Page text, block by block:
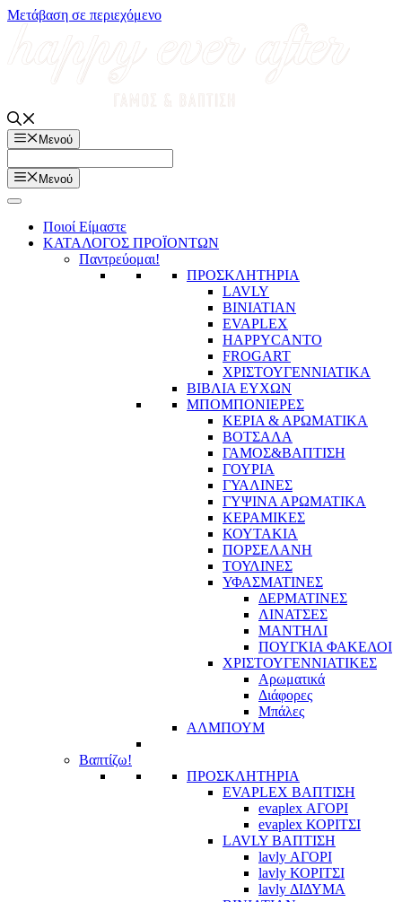
Μετάβαση σε περιεχόμενο
Μενού
Μενού
Ποιοί Είμαστε
ΚΑΤΑΛΟΓΟΣ ΠΡΟΪΟΝΤΩΝ
Παντρεύομαι!
ΠΡΟΣΚΛΗΤΗΡΙΑ
LAVLY
BINIATIAN
EVAPLEX
HAPPYCANTO
FROGART
ΧΡΙΣΤΟΥΓΕΝΝΙΑΤΙΚΑ
ΒΙΒΛΙΑ ΕΥΧΩΝ
ΜΠΟΜΠΟΝΙΕΡΕΣ
ΚΕΡΙΑ & ΑΡΩΜΑΤΙΚΑ
ΒΟΤΣΑΛΑ
ΓΑΜΟΣ&ΒΑΠΤΙΣΗ
ΓΟΥΡΙΑ
ΓΥΑΛΙΝΕΣ
ΓΥΨΙΝΑ ΑΡΩΜΑΤΙΚΑ
ΚΕΡΑΜΙΚΕΣ
ΚΟΥΤΑΚΙΑ
ΠΟΡΣΕΛΑΝΗ
ΤΟΥΛΙΝΕΣ
ΥΦΑΣΜΑΤΙΝΕΣ
ΔΕΡΜΑΤΙΝΕΣ
ΛΙΝΑΤΣΕΣ
ΜΑΝΤΗΛΙ
ΠΟΥΓΚΙΑ ΦΑΚΕΛΟΙ
ΧΡΙΣΤΟΥΓΕΝΝΙΑΤΙΚΕΣ
Αρωματικά
Διάφορες
Μπάλες
ΑΛΜΠΟΥΜ
Βαπτίζω!
ΠΡΟΣΚΛΗΤΗΡΙΑ
EVAPLEX ΒΑΠΤΙΣΗ
evaplex ΑΓΟΡΙ
evaplex ΚΟΡΙΤΣΙ
LAVLY ΒΑΠΤΙΣΗ
lavly ΑΓΟΡΙ
lavly ΚΟΡΙΤΣΙ
lavly ΔΙΔΥΜΑ